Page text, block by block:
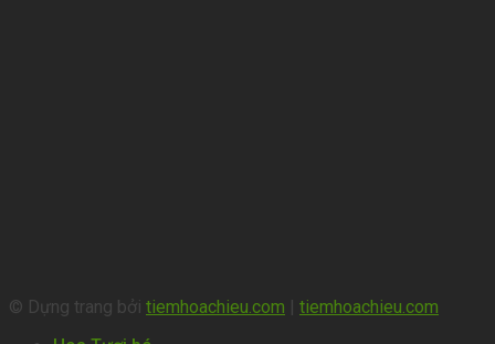
© Dựng trang bởi tiemhoachieu.com
tiemhoachieu.com